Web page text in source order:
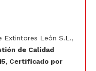
Extintores León S.L.,
de Calidad
Certificado por